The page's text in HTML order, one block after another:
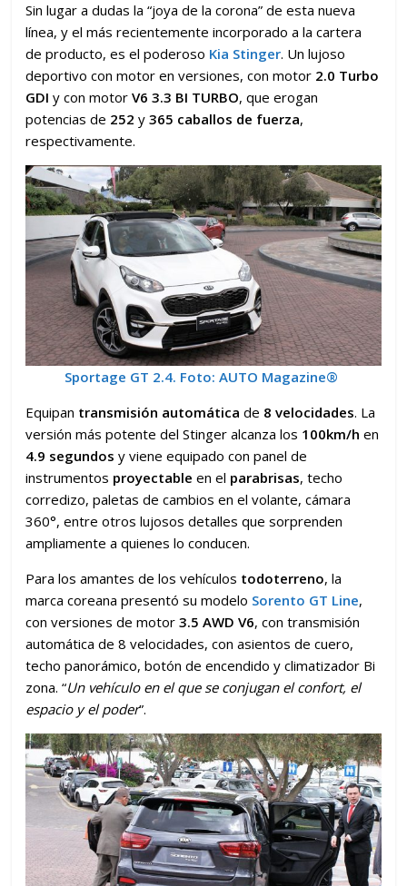
Sin lugar a dudas la “joya de la corona” de esta nueva
línea, y el más recientemente incorporado a la cartera
de producto, es el poderoso Kia Stinger. Un lujoso
deportivo con motor en versiones, con motor 2.0 Turbo
GDI y con motorV6 3.3 BI TURBO, que erogan
potencias de 252 y365 caballos de fuerza,
respectivamente.
Sportage GT 2.4. Foto: AUTO Magazine®
Equipan transmisión automáticade 8 velocidades. La
versión más potente del Stinger alcanza los 100km/hen
4.9 segundos y viene equipado con panel de
instrumentos proyectableen el parabrisas, techo
corredizo, paletas de cambios en el volante, cámara
360°, entre otros lujosos detalles que sorprenden
ampliamente a quienes lo conducen.
Para los amantes de los vehículos todoterreno, la
marca coreana presentó su modelo Sorento GT Line,
con versiones de motor3.5 AWD V6, con transmisión
automática de 8 velocidades, con asientos de cuero,
techo panorámico, botón de encendido y climatizador Bi
zona. “Un vehículo en el que se conjugan el confort, el
espacio y el poder”.